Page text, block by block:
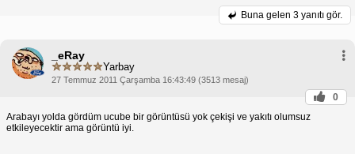
Buna gelen 3 yanıtı gör.
_eRay
Yarbay
27 Temmuz 2011 Çarşamba 16:43:49 (3513 mesaj)
0
Arabayı yolda gördüm ucube bir görüntüsü yok çekişi ve yakıtı olumsuz
etkileyecektir ama görüntü iyi.